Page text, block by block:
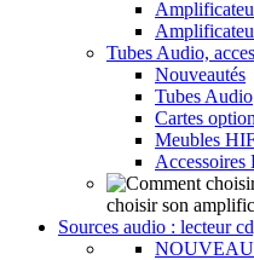
Tubes Audio,
Nouveautés
Tubes Audio
Cartes
Meubles
Accessoires
choisir son
Sources audio : lecteur